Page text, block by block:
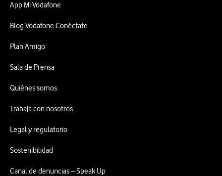
App Mi Vodafone
Blog Vodafone Conéctate
Plan Amigo
Sala de Prensa
Quiénes somos
Trabaja con nosotros
Legal y regulatorio
Sostenibilidad
Canal de denuncias – Speak Up